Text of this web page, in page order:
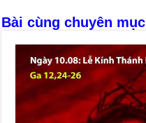
Bài cùng chuyên mục